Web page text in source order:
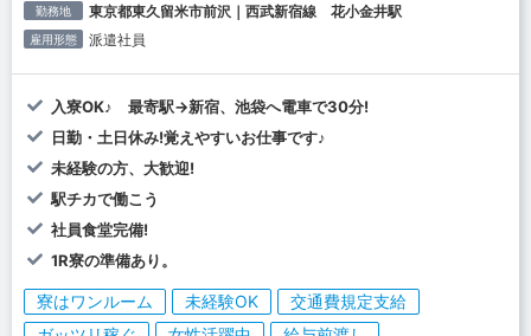
勤務地 東京都東久留米市前沢｜西武新宿線 花小金井駅
雇用形態 派遣社員
入寮OK♪ 最寄駅→新宿、池袋へ電車で30分!
日勤・土日休み!覚えやすいお仕事です♪
未経験の方、大歓迎!
駅チカで働こう
社員食堂完備!
1R寮の準備あり。
寮はワンルーム 未経験OK
交通費規定支給